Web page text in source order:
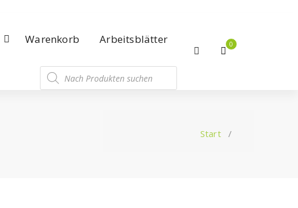
Warenkorb Arbeitsblätter 0
Start/